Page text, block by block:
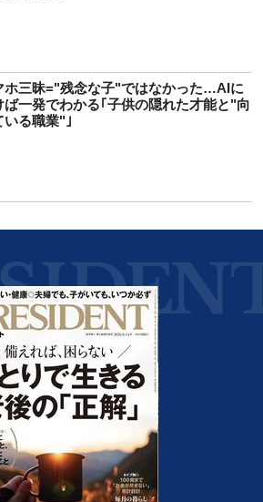
ホ三昧="残念な子"ではなかった…AIに
ば一発でわかる｢子供の隠れた才能と"向
いる職業"｣